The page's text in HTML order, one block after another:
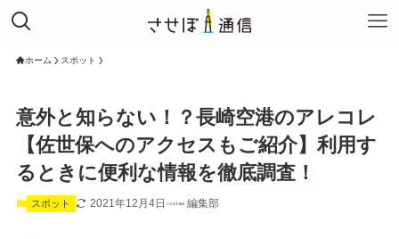
ホーム スポット
意外と知らない！？長崎空港のアレコレ
【佐世保へのアクセスもご紹介】利用す
るときに便利な情報を徹底調査！
スポット 2021年12月4日 編集部